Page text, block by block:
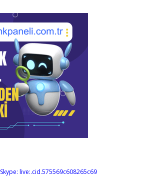
Skype: live:.cid.575569c608265c69